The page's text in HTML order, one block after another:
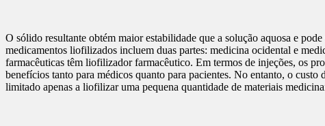
O sólido resultante obtém maior estabilidade que a solução aquosa e
medicamentos liofilizados incluem duas partes: medicina ocidental e
farmacêuticas têm liofilizador farmacêutico. Em termos de injeções, os
benefícios tanto para médicos quanto para pacientes. No entanto, o
limitado apenas a liofilizar uma pequena quantidade de materiais